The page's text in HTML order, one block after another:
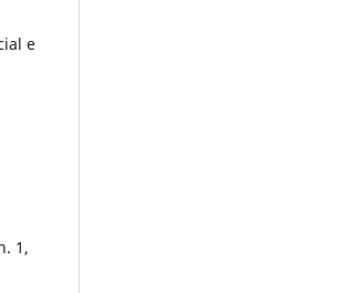
e
1,